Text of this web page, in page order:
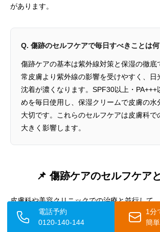
があります。
Q. 傷跡のセルフケアで毎日すべきことは
傷跡ケアの基本は紫外線対策と保湿の徹底
常皮膚より紫外線の影響を受けやすく、日
沈着が濃くなります。SPF30以上・PA+++
めを毎日使用し、保湿クリームで皮膚の水
大切です。これらのセルフケアは皮膚科で
大きく影響します。
📌 傷跡ケアのセルフケア
皮膚科や美容クリニックでの治療と並行して
アも傷跡改善において重要な役割を果たしま
電話予約
0120-140-144
1分
簡